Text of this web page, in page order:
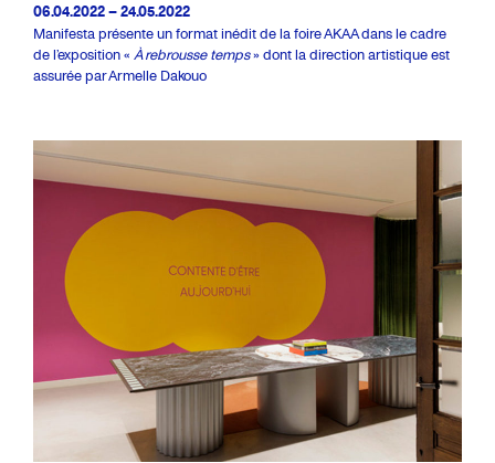
06.04.2022 – 24.05.2022
Manifesta présente un format inédit de la foire AKAA dans le cadre
de l’exposition « À rebrousse temps» dont la direction artistique est
assurée par Armelle Dakouo